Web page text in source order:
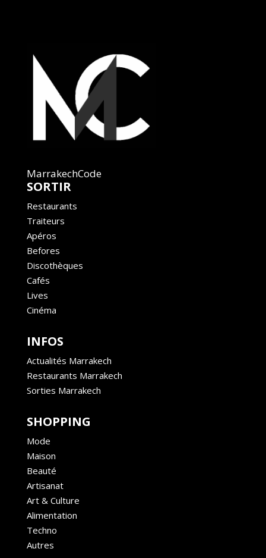
MarrakechCode
SORTIR
Restaurants
Traiteurs
Apéros
Befores
Discothèques
Cafés
Lives
Cinéma
INFOS
Actualités Marrakech
Restaurants Marrakech
Sorties Marrakech
SHOPPING
Mode
Maison
Beauté
Artisanat
Art & Culture
Alimentation
Techno
Autres